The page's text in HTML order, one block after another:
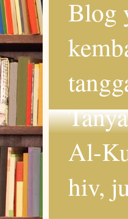
Blog
Al-
hiv,